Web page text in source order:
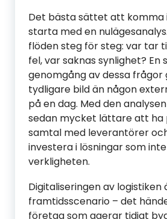
Det bästa sättet att komma
starta med en
flöden steg för steg: var tar
fel, var saknas synlighet?
genomgång av dessa frågor
tydligare bild än någon
på en dag. Med den
sedan mycket lättare att ha
samtal med leverantörer
investera i lösningar som
verkligheten.
Digitaliseringen av logistiken
framtidsscenario – det
företag som agerar tidigt